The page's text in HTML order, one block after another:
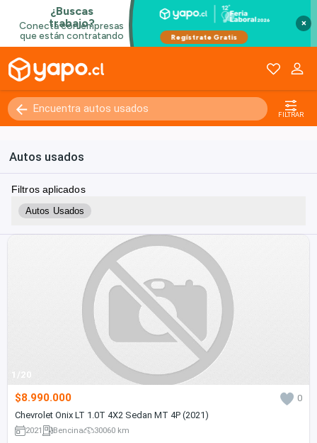
×
FILTRAR
Autos usados
Filtros aplicados
Autos Usados
1/20
$8.990.000
0
Chevrolet Onix LT 1.0T 4X2 Sedan MT 4P (2021)
2021 Bencina 30060 km